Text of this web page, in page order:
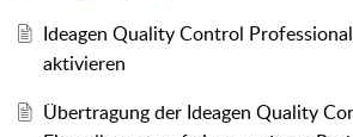
Ideagen Quality Control
aktivieren
Übertragung der Ideagen Quality